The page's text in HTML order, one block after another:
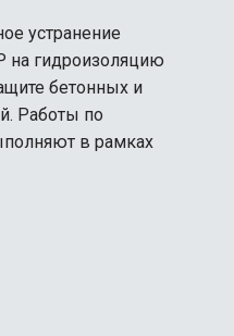
устранение
на гидроизоляцию
бетонных и
Работы по
в рамках